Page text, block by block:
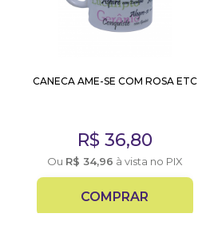
CANECA AME-SE COM ROSA ETC
R$ 36,80
Ou R$ 34,96 à vista no PIX
COMPRAR